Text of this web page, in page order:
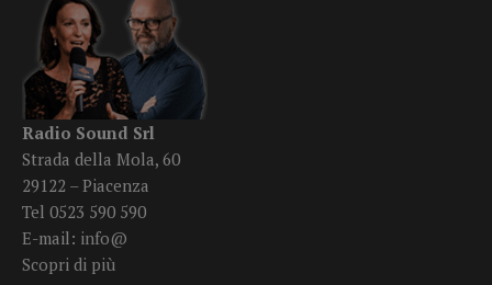
Radio Sound Srl
Strada della Mola, 60
29122 – Piacenza
Tel 0523 590 590
E-mail: info@
Scopri di più